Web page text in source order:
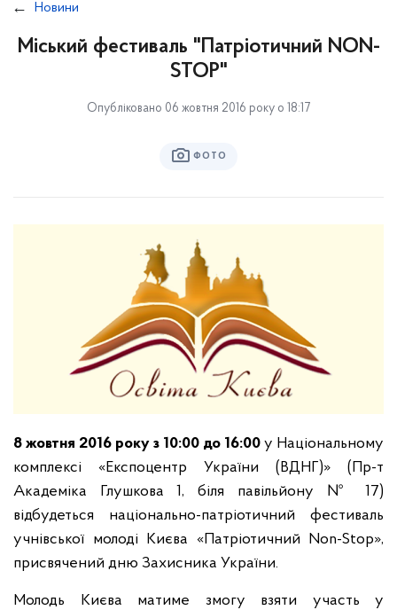
Новини
Міський фестиваль "Патріотичний NON-
STOP"
Опубліковано 06 жовтня 2016 року о 18:17
ФОТО
8 жовтня 2016 року з 10:00 до 16:00 у Національному
комплексі «Експоцентр України (ВДНГ)» (Пр-т
Академіка Глушкова 1, біля павільйону № 17)
відбудеться національно-патріотичний фестиваль
учнівської молоді Києва «Патріотичний Non-Stop»,
присвячений дню Захисника України.
Молодь Києва матиме змогу взяти участь у